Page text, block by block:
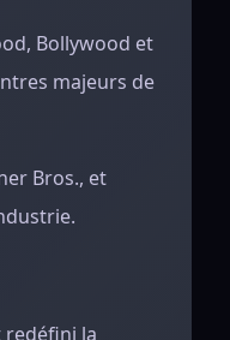
Bollywood et
majeurs de
Bros., et
redéfini la